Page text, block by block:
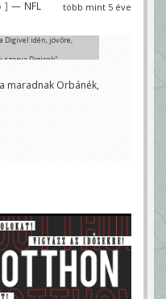
több mint 5 éve
— NFL
Digivel idén, jövőre,
szarva Digisek"
sok haverom van
TV-n nézni.
lassan
maradnak Orbánék,